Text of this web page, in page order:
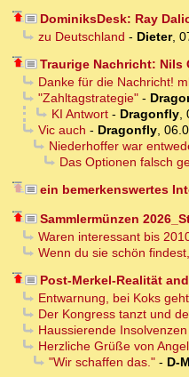
DominiksDesk: Ray
zu Deutschland - Dieter,
Traurige Nachricht: Nils
Danke für die Nachricht!
"Zahltagstrategie"-
KI Antwort- Dragonfly,
Vic auch - Dragonfly,
Niederhoffer war
Das Optionen falsch
ein bemerkenswertes
Sammlermünzen
Waren interessant bis
Wenn du sie schön
Post-Merkel-Realität
Entwarnung, bei Koks
Der Kongress tanzt und
Haussierende Insolvenzen
Herzliche Grüße von
"Wir schaffen das."- D-